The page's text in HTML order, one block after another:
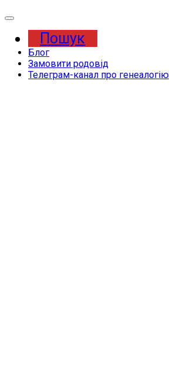
Expand
Пошук
Блог
Замовити родовід
Телеграм-канал про генеалогію